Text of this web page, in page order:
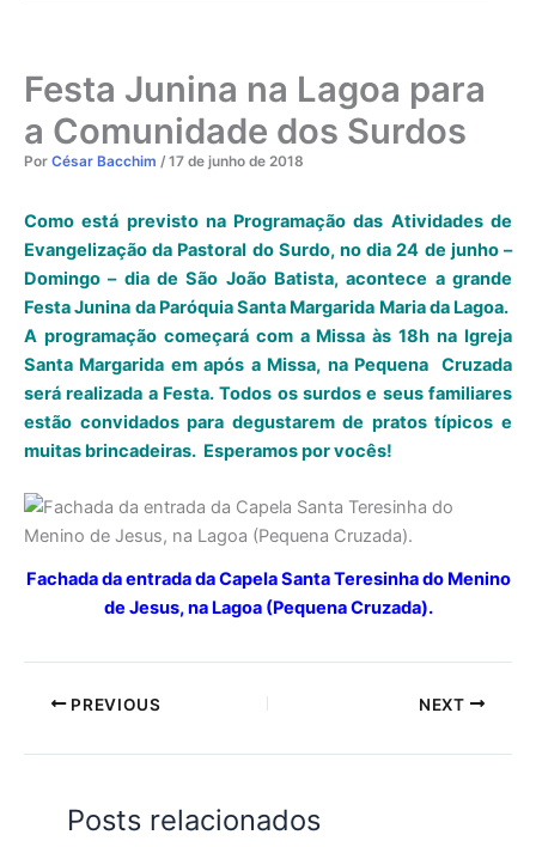
Festa Junina na Lagoa para
a Comunidade dos Surdos
Por César Bacchim / 17 de junho de 2018
Como está previsto na Programação das Atividades de
Evangelização da Pastoral do Surdo, no dia 24 de junho –
Domingo – dia de São João Batista, acontece a grande
Festa Junina da Paróquia Santa Margarida Maria da Lagoa.
A programação começará com a Missa às 18h na Igreja
Santa Margarida em após a Missa, na Pequena Cruzada
será realizada a Festa. Todos os surdos e seus familiares
estão convidados para degustarem de pratos típicos e
muitas brincadeiras. Esperamos por vocês!
Fachada da entrada da Capela Santa Teresinha do Menino
de Jesus, na Lagoa (Pequena Cruzada).
PREVIOUS NEXT
Posts relacionados